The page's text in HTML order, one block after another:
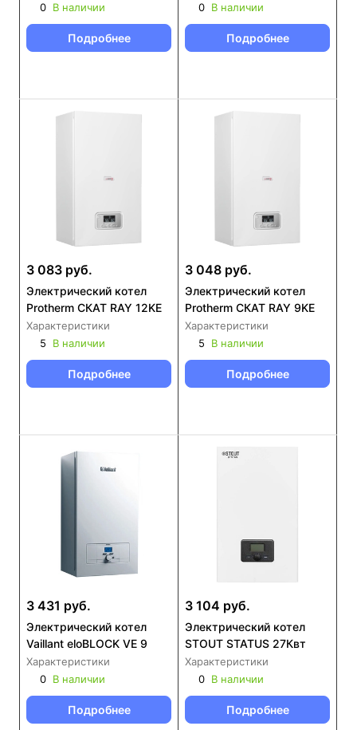
0 В наличии
Подробнее
0 В наличии
Подробнее
3 083 руб.
Электрический котел
Protherm СКАТ RAY 12KE
Характеристики
5
В наличии
Подробнее
3 048 руб.
Электрический котел
Protherm СКАТ RAY 9KE
Характеристики
5
В наличии
Подробнее
3 431 руб.
Электрический котел
Vaillant eloBLOCK VE 9
Характеристики
0 В наличии
Подробнее
3 104 руб.
Электрический котел
STOUT STATUS 27Квт
Характеристики
0 В наличии
Подробнее